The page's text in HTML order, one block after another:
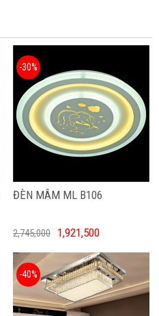
ĐÈN MÂM ML B106
-30%
2,745,000 1,921,500
-40%